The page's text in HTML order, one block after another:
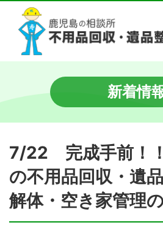
新着情
7/22 完成手前！
の不用品回収・遺
解体・空き家管理